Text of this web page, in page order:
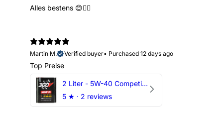
Alles bestens 😊👍🏻
Martin M.
Verified buyer• Purchased 12 days ago
Top Preise
2 Liter - 5W-40 Competition 300V Motul Motoröl
5 ★ · 2 reviews